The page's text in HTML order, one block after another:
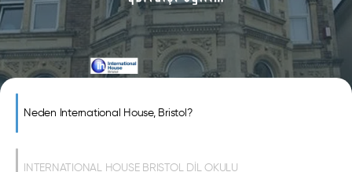
Neden International House, Bristol?
INTERNATIONAL HOUSE BRISTOL DİL OKULU